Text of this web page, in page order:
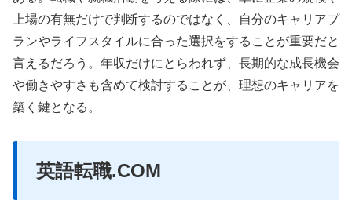
上場の有無だけで判断するのではなく、自分のキャリアプ
ランやライフスタイルに合った選択をすることが重要だと
言えるだろう。年収だけにとらわれず、長期的な成長機会
や働きやすさも含めて検討することが、理想のキャリアを
築く鍵となる。
英語転職.COM